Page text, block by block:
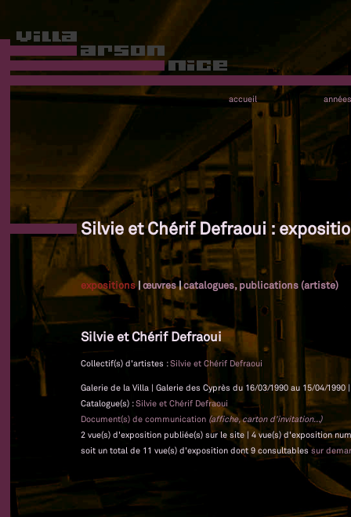
accueil années
Silvie et Chérif Defraoui :
expositions|œuvres|catalogues, publications (artiste)
Silvie et Chérif Defraoui
Collectif(s) d'artistes :Silvie et Chérif Defraoui
Galerie de la Villa | Galerie des Cyprès du 16/03/1990 au 15/04/1990
Catalogue(s) :Silvie et Chérif Defraoui
Document(s) de communication (affiche, carton d'invitation...)
2 vue(s) d'exposition publiée(s) sur le site | 4 vue(s) d'exposition
soit un total de 11 vue(s) d'exposition dont 9 consultablessur